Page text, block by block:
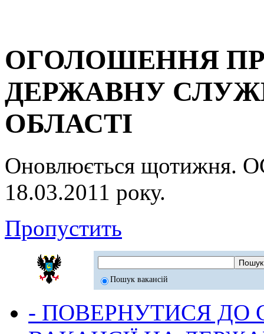
ОГОЛОШЕННЯ
ДЕРЖАВНУ
ОБЛАСТІ
Оновлюється
18.03.2011 року.
Пропустить
Пошук вакансій
- ПОВЕРНУТИСЯ ДО